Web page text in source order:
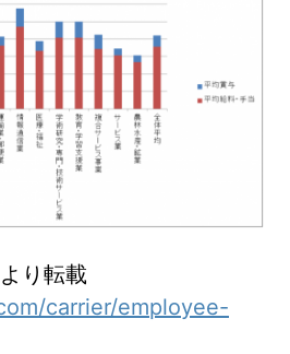
り転載
carrier/employee-